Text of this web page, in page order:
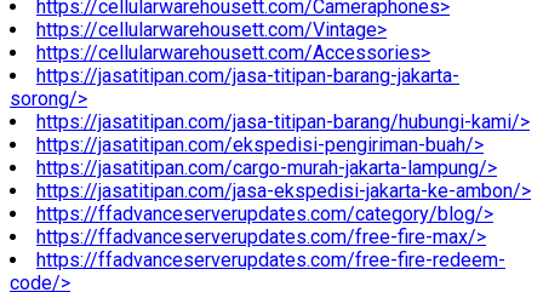
https://cellularwarehousett.com/Cameraphones>
https://cellularwarehousett.com/Vintage>
https://cellularwarehousett.com/Accessories>
https://jasatitipan.com/jasa-titipan-barang-jakarta-
sorong/>
https://jasatitipan.com/jasa-titipan-barang/hubungi-kami/>
https://jasatitipan.com/ekspedisi-pengiriman-buah/>
https://jasatitipan.com/cargo-murah-jakarta-lampung/>
https://jasatitipan.com/jasa-ekspedisi-jakarta-ke-ambon/>
https://ffadvanceserverupdates.com/category/blog/>
https://ffadvanceserverupdates.com/free-fire-max/>
https://ffadvanceserverupdates.com/free-fire-redeem-
code/>